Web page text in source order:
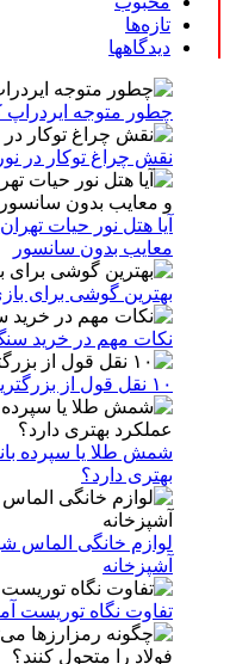
تازه‌ها
دیدگاهها
چطور متوجه ایردراپ
نقش چراغ توکار در
معایب بدون سانسور
بهترین گوشی برای
نکات مهم در خرید
۱۰ نقل قول از بزرگترین معامله‌گران تاریخ که باید بخوانید
شمش طلا یا سپرده
بهتری دارد؟
لوازم خانگی الماس
آشپزخانه
تفاوت نگاه توریست